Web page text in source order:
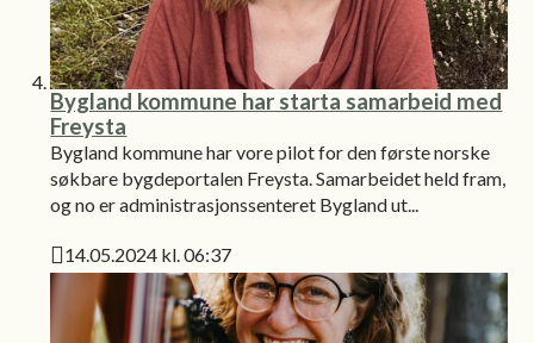
Bygland kommune har starta samarbeid med
Freysta
Bygland kommune har vore pilot for den første norske
søkbare bygdeportalen Freysta. Samarbeidet held fram,
og no er administrasjonssenteret Bygland ut...
Publisert
14.05.2024 kl. 06:37